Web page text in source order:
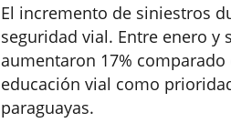
El incremento de siniestros
seguridad vial. Entre enero y
aumentaron 17%
educación vial como
paraguayas.